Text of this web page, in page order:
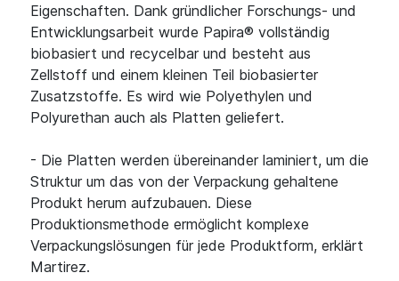
Eigenschaften. Dank gründlicher Forschungs- und
Entwicklungsarbeit wurde Papira® vollständig
biobasiert und recycelbar und besteht aus
Zellstoff und einem kleinen Teil biobasierter
Zusatzstoffe. Es wird wie Polyethylen und
Polyurethan auch als Platten geliefert.
- Die Platten werden übereinander laminiert, um die
Struktur um das von der Verpackung gehaltene
Produkt herum aufzubauen. Diese
Produktionsmethode ermöglicht komplexe
Verpackungslösungen für jede Produktform, erklärt
Martirez.